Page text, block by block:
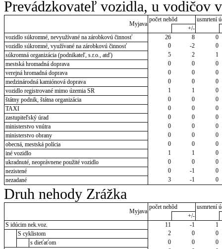
Prevádzkovateľ vozidla, u vodičov
Myjava
počet nehôd
usmrtení
+/-
vozidlo súkromné, nevyužívané na zárobkovú činnosť
26 8
0
vozidlo súkromné, využívané na zárobkovú činnosť
0 -2
0
súkromná organizácia (podnikateľ, s.r.o., atď)
5 2
1
mestská hromadná doprava
0 0
0
verejná hromadná doprava
0 0
0
medzinárodná kamiónová doprava
0 0
0
vozidlo registrované mimo územia SR
1 1
0
štátny podnik, štátna organizácia
0 0
0
TAXI
0 0
0
zastupiteľský úrad
0 0
0
ministerstvo vnútra
0 0
0
ministerstvo obrany
0 0
0
obecná, mestská polícia
0 0
0
iné vozidlo
1 1
0
ukradnuté, neoprávnene použité vozidlo
0 0
0
nezistené
0 -1
0
nezadané
3 -1 0
Druh nehody Zrážka
Myjava
počet nehôd
usmrtení
+/-
S idúcim nek.voz.
11 -1
1
S cyklistom
2 0
0
s dieťaťom
0 0
0